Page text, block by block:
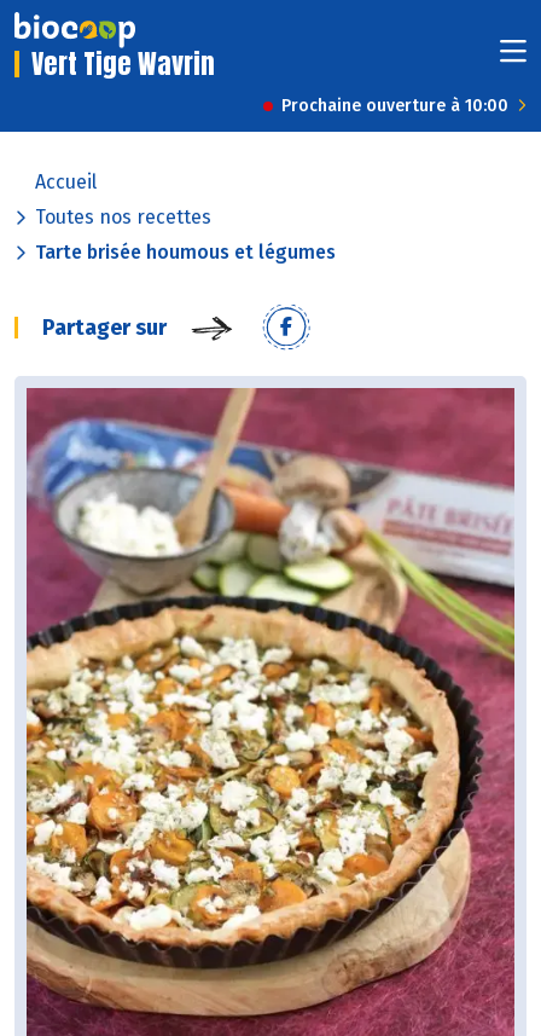
Vert Tige Wavrin
Prochaine ouverture à 10:00
Accueil
Toutes nos recettes
Tarte brisée houmous et légumes
Partager sur